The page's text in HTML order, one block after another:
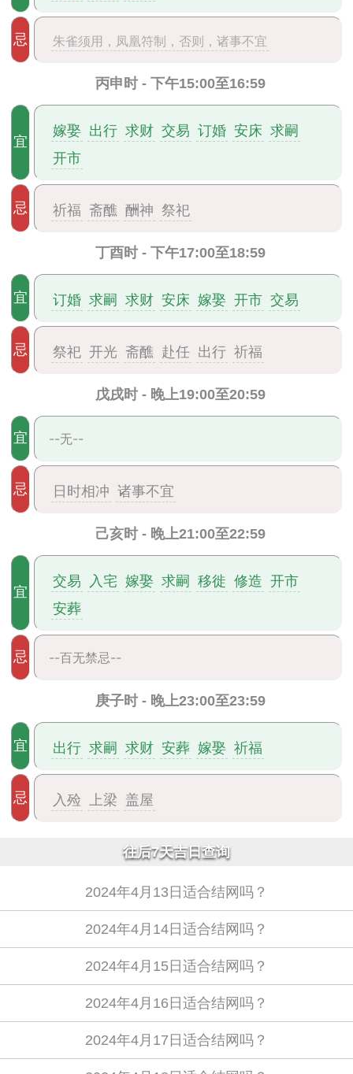
忌 朱雀须用，凤凰符制，否则，诸事不宜
丙申时 - 下午15:00至16:59
宜
嫁娶 出行 求财 交易 订婚 安床 求嗣
开市
忌 祈福 斋醮 酬神 祭祀
丁酉时 - 下午17:00至18:59
宜 订婚 求嗣 求财 安床 嫁娶 开市 交易
忌 祭祀 开光 斋醮 赴任 出行 祈福
戊戌时 - 晚上19:00至20:59
宜 --无--
忌 日时相冲 诸事不宜
己亥时 - 晚上21:00至22:59
宜
交易 入宅 嫁娶 求嗣 移徙 修造 开市
安葬
忌 --百无禁忌--
庚子时 - 晚上23:00至23:59
宜 出行 求嗣 求财 安葬 嫁娶 祈福
忌 入殓 上梁 盖屋
往后7天吉日查询
2024年4月13日适合结网吗？
2024年4月14日适合结网吗？
2024年4月15日适合结网吗？
2024年4月16日适合结网吗？
2024年4月17日适合结网吗？